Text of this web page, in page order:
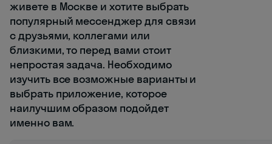
живете в Москве и хотите выбрать
популярный мессенджер для связи
с друзьями, коллегами или
близкими, то перед вами стоит
непростая задача. Необходимо
изучить все возможные варианты и
выбрать приложение, которое
наилучшим образом подойдет
именно вам.